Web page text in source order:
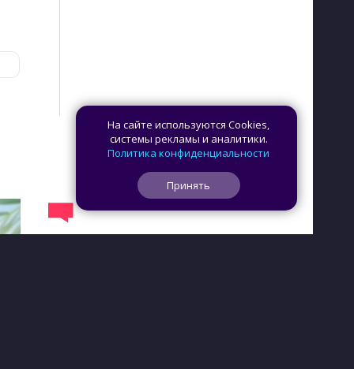
На сайте используются Cookies,
системы рекламы и аналитики.
Политика конфиденциальности
Принять